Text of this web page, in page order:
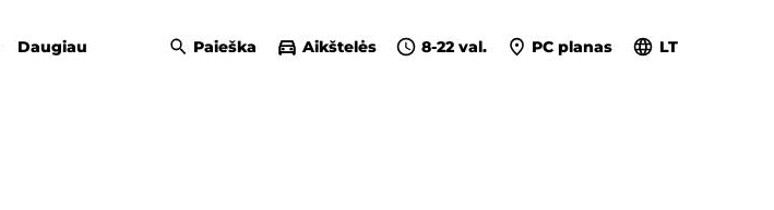
Daugiau Paieška Aikštelės 8-22 val. PC planas LT